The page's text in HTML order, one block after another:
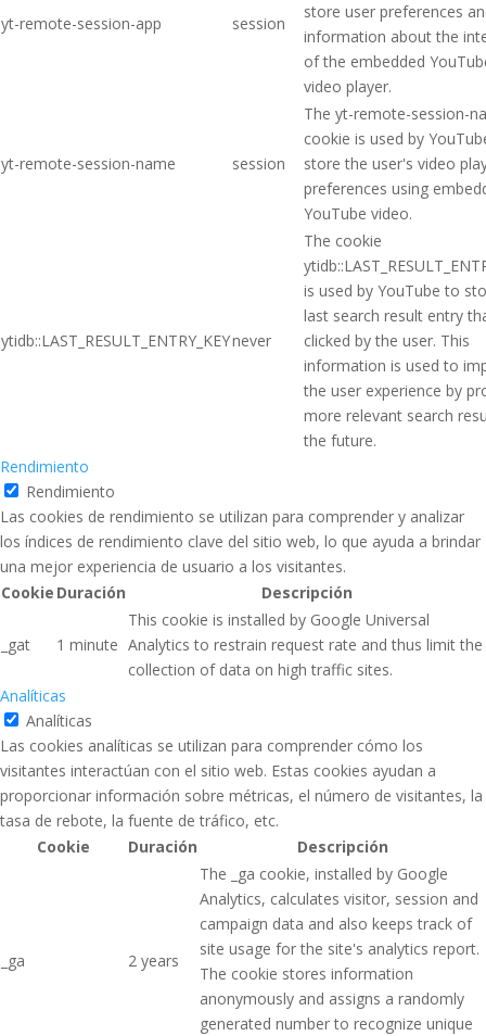
yt-remote-session-app session
store user preferences
information about the
of the embedded
video player.
yt-remote-session-name session
The yt-remote-session-
cookie is used by
store the user's video
preferences using
YouTube video.
ytidb::LAST_RESULT_ENTRY_KEYnever
The cookie
is used by YouTube to
last search result entry
clicked by the user. This
information is used to
the user experience by
more relevant search
the future.
Rendimiento
Rendimiento
Las cookies de rendimiento se utilizan para comprender y analizar
los índices de rendimiento clave del sitio web, lo que ayuda a brindar
una mejor experiencia de usuario a los visitantes.
Cookie Duración Descripción
_gat 1 minute
This cookie is installed by Google Universal
Analytics to restrain request rate and thus limit the
collection of data on high traffic sites.
Analíticas
Analíticas
Las cookies analíticas se utilizan para comprender cómo los
visitantes interactúan con el sitio web. Estas cookies ayudan a
proporcionar información sobre métricas, el número de visitantes, la
tasa de rebote, la fuente de tráfico, etc.
Cookie
Duración Descripción
_ga 2 years
The _ga cookie, installed by Google
Analytics, calculates visitor, session and
campaign data and also keeps track of
site usage for the site's analytics report.
The cookie stores information
anonymously and assigns a randomly
generated number to recognize unique